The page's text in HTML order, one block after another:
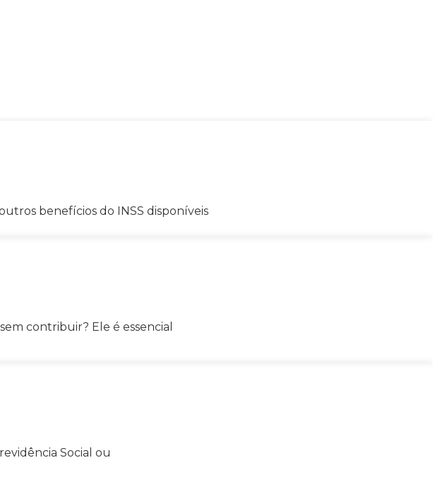
benefícios do INSS disponíveis
contribuir? Ele é essencial
Social ou